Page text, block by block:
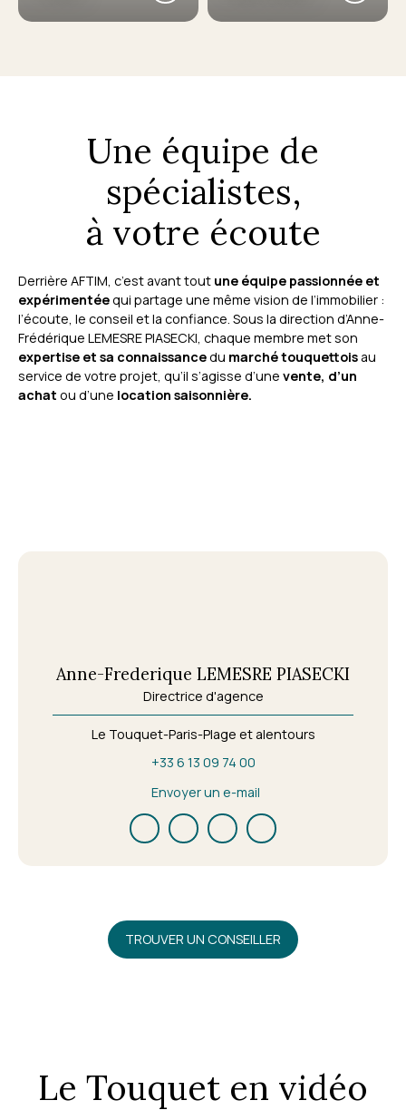
Une équipe de
spécialistes,
à votre écoute
Derrière AFTIM, c’est avant tout une équipe passionnée et
expérimentéequi partage une même vision de l’immobilier :
l’écoute, le conseil et la confiance. Sous la direction d’Anne-
Frédérique LEMESRE PIASECKI, chaque membre met son
expertise et sa connaissancedu marché touquettois au
service de votre projet, qu’il s’agisse d’une vente, d’un
achat ou d’une location saisonnière.
Anne-Frederique LEMESRE PIASECKI
Directrice d'agence
Le Touquet-Paris-Plage et alentours
+33 6 13 09 74 00
Envoyer un e-mail
TROUVER UN CONSEILLER
Le Touquet en vidéo